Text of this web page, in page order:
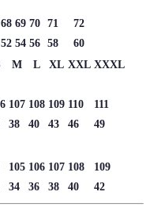
68 69 70 71
72
52 54 56 58
60
M L XL XXL XXXL
107 108 109 110
111
38 40 43 46
49
105 106 107 108
109
34 36 38 40 42